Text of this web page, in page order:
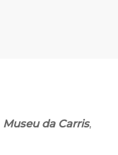
Museu da Carris,